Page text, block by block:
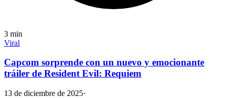
3 min
Viral
Capcom sorprende con un nuevo y emocionante
tráiler de Resident Evil: Requiem​
13 de diciembre de 2025·